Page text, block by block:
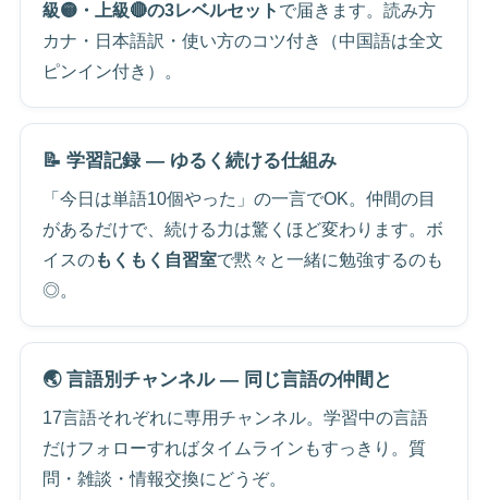
級🟡・上級🔴の3レベルセット で届きます。読み方
カナ・日本語訳・使い方のコツ付き（中国語は全文
ピンイン付き）。
📝 学習記録 — ゆるく続ける仕組み
「今日は単語10個やった」の一言でOK。仲間の目
があるだけで、続ける力は驚くほど変わります。ボ
イスのもくもく自習室で黙々と一緒に勉強するのも
◎。
🌏 言語別チャンネル — 同じ言語の仲間と
17言語それぞれに専用チャンネル。学習中の言語
だけフォローすればタイムラインもすっきり。質
問・雑談・情報交換にどうぞ。